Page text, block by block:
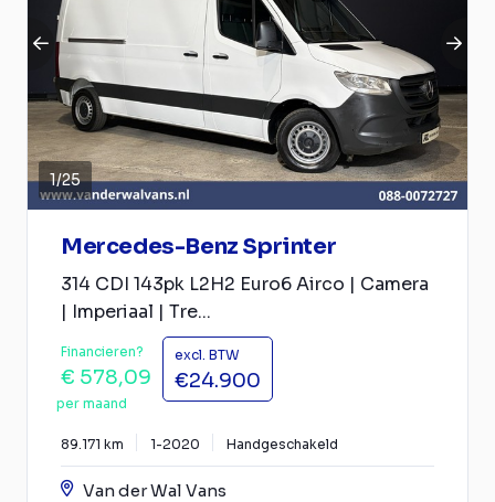
1/25
Mercedes-Benz Sprinter
314 CDI 143pk L2H2 Euro6 Airco | Camera
| Imperiaal | Tre...
Financieren?
€ 578,09
per maand
excl. BTW
€24.900
89.171 km 1-2020 Handgeschakeld
Van der Wal Vans